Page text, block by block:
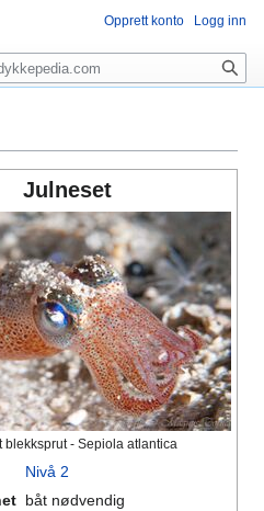
Julneset
blekksprut - Sepiola atlantica
Nivå 2
båt nødvendig
Opprett konto Logg inn